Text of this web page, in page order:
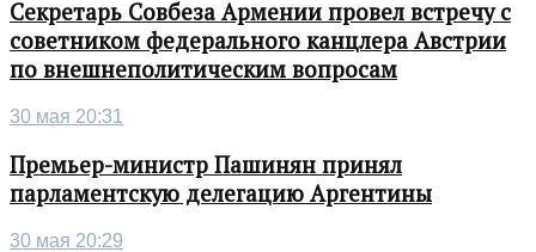
Секретарь Совбеза Армении провел встречу с
советником федерального канцлера Австрии
по внешнеполитическим вопросам
30 мая 20:31
Премьер-министр Пашинян принял
парламентскую делегацию Аргентины
30 мая 20:29